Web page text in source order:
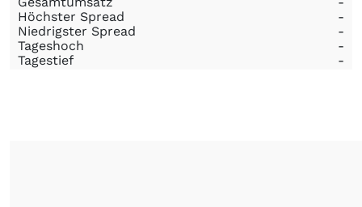
Höchster Spread
-
Niedrigster Spread
-
Tageshoch
-
Tagestief
-